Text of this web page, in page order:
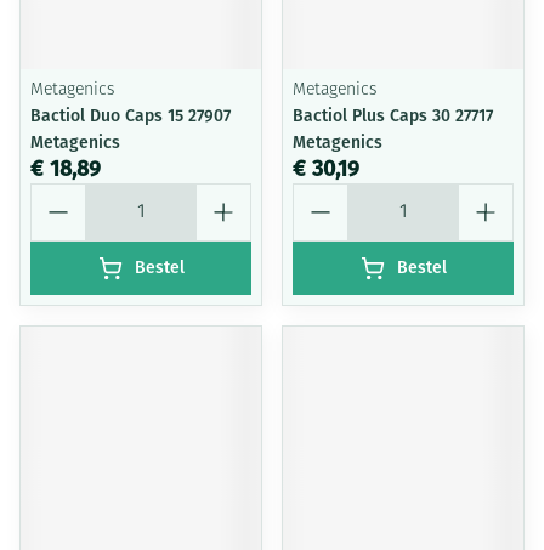
Metagenics
Bactiol Duo Caps 15 27907
Metagenics
€ 18,89
Bestel
Metagenics
Bactiol Plus Caps 30 27717
Metagenics
€ 30,19
Bestel